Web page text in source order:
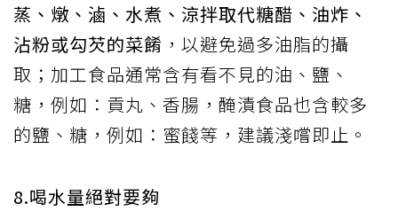
蒸、燉、滷、水煮、涼拌取代糖醋、油炸、
沾粉或勾芡的菜餚 ，以避免過多油脂的攝
取；加工食品通常含有看不見的油、鹽、
糖，例如：貢丸、香腸，醃漬食品也含較多
的鹽、糖，例如：蜜餞等，建議淺嚐即止。
8.喝水量絕對要夠